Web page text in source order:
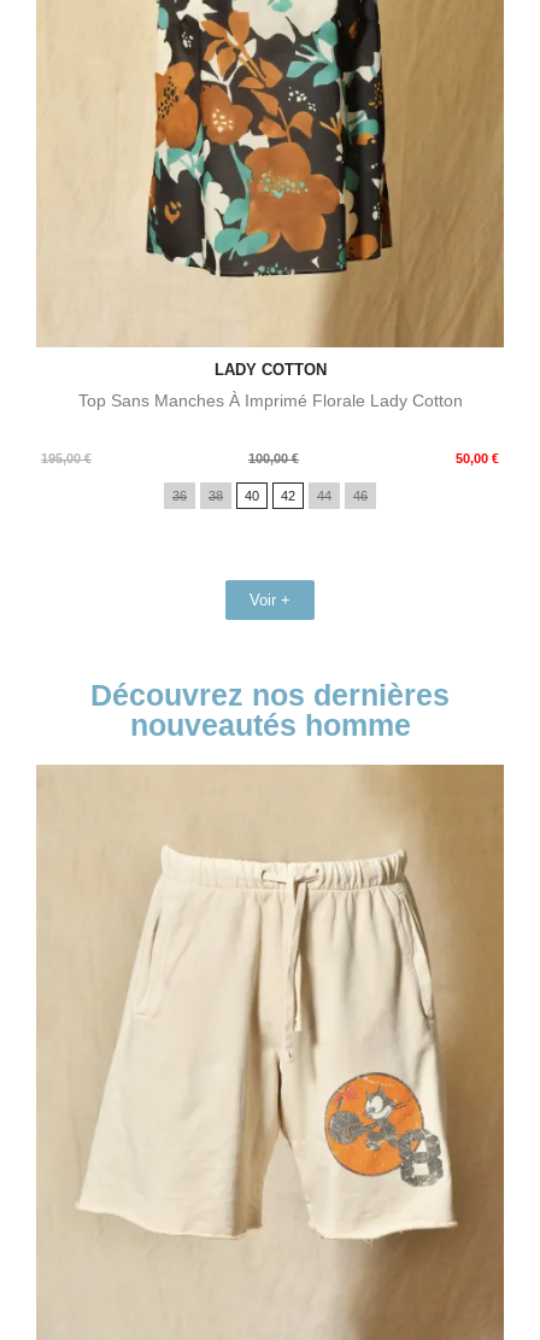
LADY COTTON
Top Sans Manches À Imprimé Florale Lady Cotton
195,00 €
Prix
100,00 € 50,00 €
Prix
36 38 40 42 44 46
Voir +
Découvrez nos dernières
nouveautés homme